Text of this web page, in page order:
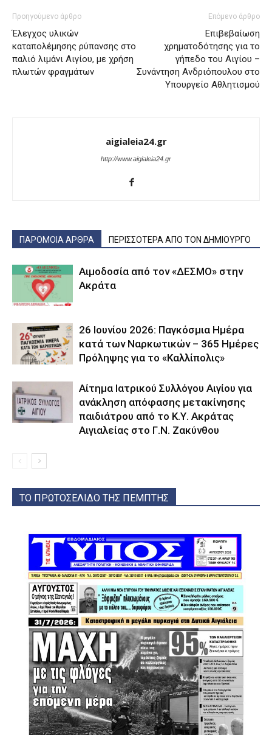
Προηγούμενο άρθρο
Έλεγχος υλικών
καταπολέμησης ρύπανσης στο
παλιό λιμάνι Αιγίου, με χρήση
πλωτών φραγμάτων
Επόμενο άρθρο
Επιβεβαίωση
χρηματοδότησης για το
γήπεδο του Αιγίου –
Συνάντηση Ανδριόπουλου στο
Υπουργείο Αθλητισμού
aigialeia24.gr
http://www.aigialeia24.gr
ΠΑΡΟΜΟΙΑ ΑΡΘΡΑ ΠΕΡΙΣΣΟΤΕΡΑ ΑΠΟ ΤΟΝ ΔΗΜΙΟΥΡΓΟ
Αιμοδοσία από τον «ΔΕΣΜΟ» στην
Ακράτα
26 Ιουνίου 2026: Παγκόσμια Ημέρα
κατά των Ναρκωτικών – 365 Ημέρες
Πρόληψης για το «Καλλίπολις»
Αίτημα Ιατρικού Συλλόγου Αιγίου για
ανάκληση απόφασης μετακίνησης
παιδιάτρου από το Κ.Υ. Ακράτας
Αιγιαλείας στο Γ.Ν. Ζακύνθου
ΤΟ ΠΡΩΤΟΣΕΛΙΔΟ ΤΗΣ ΠΕΜΠΤΗΣ